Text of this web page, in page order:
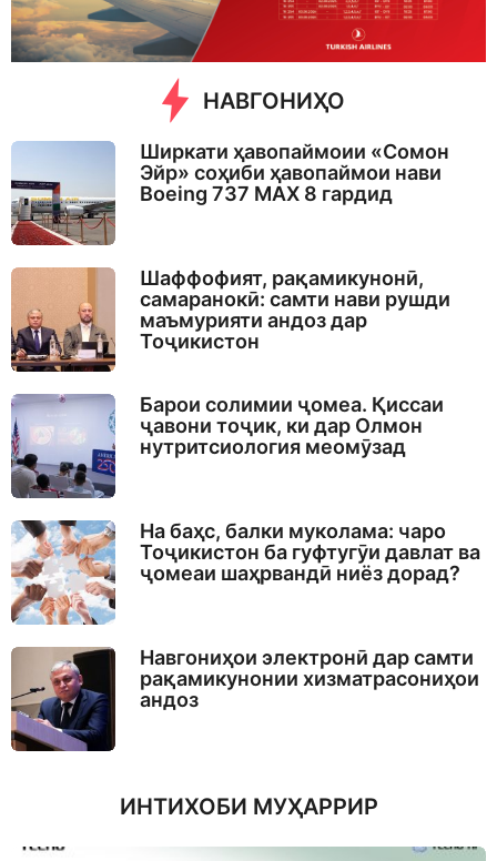
o
НАВГОНИҲО
Ширкати ҳавопаймоии «Сомон
Эйр» соҳиби ҳавопаймои нави
Boeing 737 MAX 8 гардид
Шаффофият, рақамикунонӣ,
самаранокӣ: самти нави рушди
маъмурияти андоз дар
Тоҷикистон
Барои солимии ҷомеа. Қиссаи
ҷавони тоҷик, ки дар Олмон
нутритсиология меомӯзад
На баҳс, балки муколама: чаро
Тоҷикистон ба гуфтугӯи давлат ва
ҷомеаи шаҳрвандӣ ниёз дорад?
Навгониҳои электронӣ дар самти
рақамикунонии хизматрасониҳои
андоз
ИНТИХОБИ МУҲАРРИР